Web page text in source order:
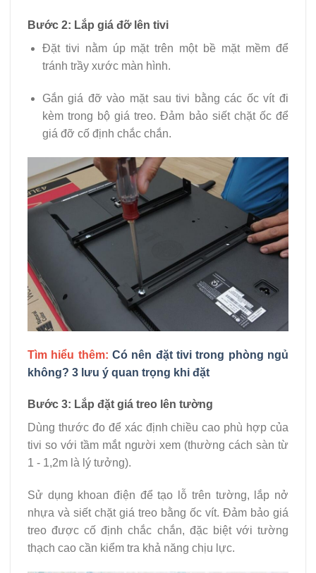
Bước 2: Lắp giá đỡ lên tivi
Đặt tivi nằm úp mặt trên một bề mặt mềm để
tránh trầy xước màn hình.
Gắn giá đỡ vào mặt sau tivi bằng các ốc vít đi
kèm trong bộ giá treo. Đảm bảo siết chặt ốc để
giá đỡ cố định chắc chắn.
Tìm hiểu thêm: Có nên đặt tivi trong phòng ngủ
không? 3 lưu ý quan trọng khi đặt
Bước 3: Lắp đặt giá treo lên tường
Dùng thước đo để xác định chiều cao phù hợp của
tivi so với tầm mắt người xem (thường cách sàn từ
1 - 1,2m là lý tưởng).
Sử dụng khoan điện để tạo lỗ trên tường, lắp nở
nhựa và siết chặt giá treo bằng ốc vít. Đảm bảo giá
treo được cố định chắc chắn, đặc biệt với tường
thạch cao cần kiểm tra khả năng chịu lực.